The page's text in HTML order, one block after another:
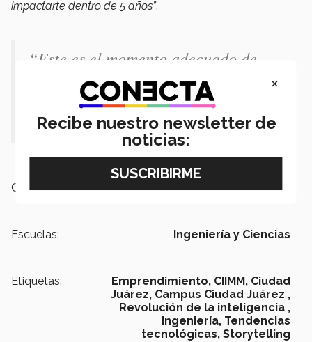
impactarte dentro de 5 años”.
“Este es el momento adecuado de
tomar muy buenas decisiones porque
lo que decidas hoy, es lo que va a
impactarte dentro de 5 años”.
Campus: Ciudad Juárez
Escuelas: Ingeniería y Ciencias
Etiquetas: Emprendimiento, CIIMM, Ciudad
Juárez, Campus Ciudad Juárez ,
Revolución de la inteligencia ,
Ingeniería, Tendencias
tecnológicas, Storytelling
×
Recibe nuestro newsletter de
noticias: